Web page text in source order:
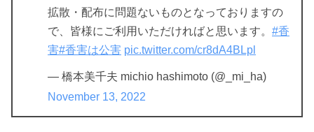
拡散・配布に問題ないものとなっておりますの
で、皆様にご利用いただければと思います。 #香
害#香害は公害 pic.twitter.com/cr8dA4BLpl
— 橋本美千夫 michio hashimoto (@_mi_ha)
November 13, 2022